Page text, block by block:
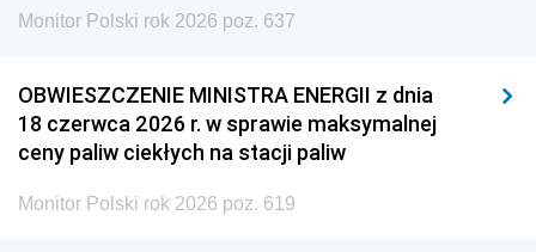
Monitor Polski rok 2026 poz. 637
OBWIESZCZENIE MINISTRA ENERGII z dnia
18 czerwca 2026 r. w sprawie maksymalnej
ceny paliw ciekłych na stacji paliw
Monitor Polski rok 2026 poz. 619